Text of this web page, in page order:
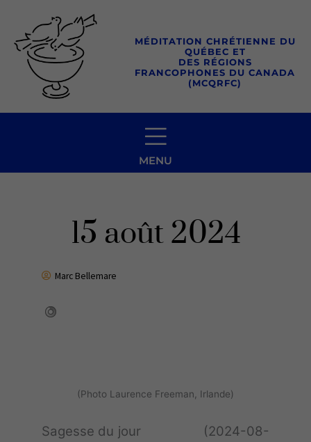
contenu
MÉDITATION CHRÉTIENNE DU
QUÉBEC ET
DES RÉGIONS
FRANCOPHONES DU CANADA
(MCQRFC)
MENU
15 août 2024
Marc Bellemare
(Photo Laurence Freeman, Irlande)
Sagesse du jour (2024-08-